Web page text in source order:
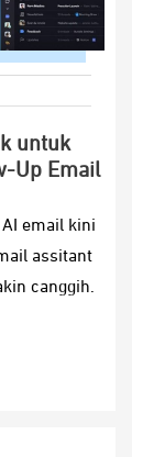
untuk
Up Email
email kini
assitant
canggih.